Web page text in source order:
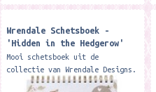
Wrendale Schetsboek -
'Hidden in the Hedgerow'
Nature Sketchbook
Mooi schetsboek uit de
collectie van Wrendale Designs.
A4 formaat 48 blanco bladzijden